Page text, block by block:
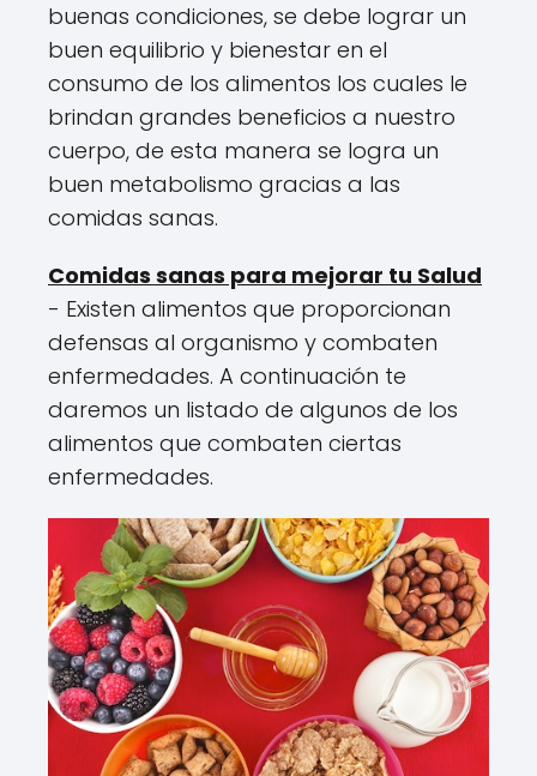
buenas condiciones, se debe lograr un
buen equilibrio y bienestar en el
consumo de los alimentos los cuales le
brindan grandes beneficios a nuestro
cuerpo, de esta manera se logra un
buen metabolismo gracias a las
comidas sanas.
Comidas sanas para mejorar tu Salud
- Existen alimentos que proporcionan
defensas al organismo y combaten
enfermedades. A continuación te
daremos un listado de algunos de los
alimentos que combaten ciertas
enfermedades.